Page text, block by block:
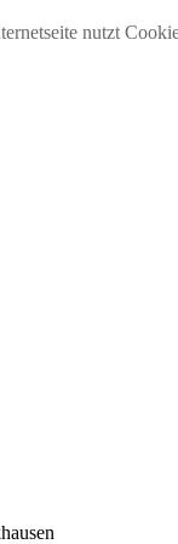
nutzt